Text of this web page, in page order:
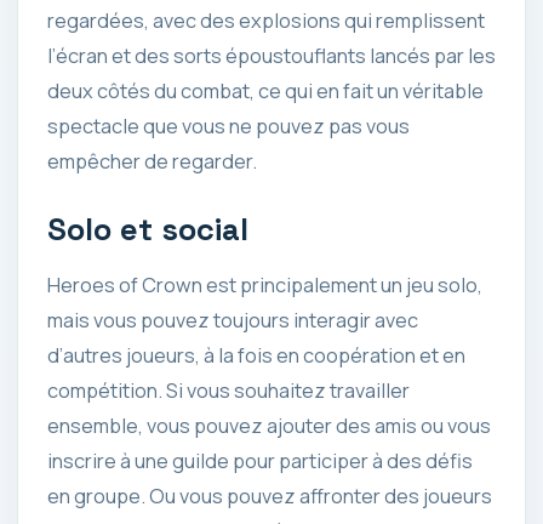
regardées, avec des explosions qui remplissent
l’écran et des sorts époustouflants lancés par les
deux côtés du combat, ce qui en fait un véritable
spectacle que vous ne pouvez pas vous
empêcher de regarder.
Solo et social
Heroes of Crown est principalement un jeu solo,
mais vous pouvez toujours interagir avec
d’autres joueurs, à la fois en coopération et en
compétition. Si vous souhaitez travailler
ensemble, vous pouvez ajouter des amis ou vous
inscrire à une guilde pour participer à des défis
en groupe. Ou vous pouvez affronter des joueurs